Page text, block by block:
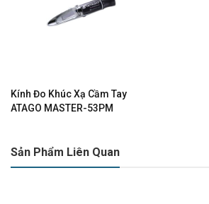
Kính Đo Khúc Xạ Cầm Tay
ATAGO MASTER-53PM
Sản Phẩm Liên Quan